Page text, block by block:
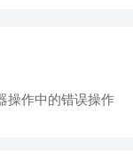
操作中的错误操作